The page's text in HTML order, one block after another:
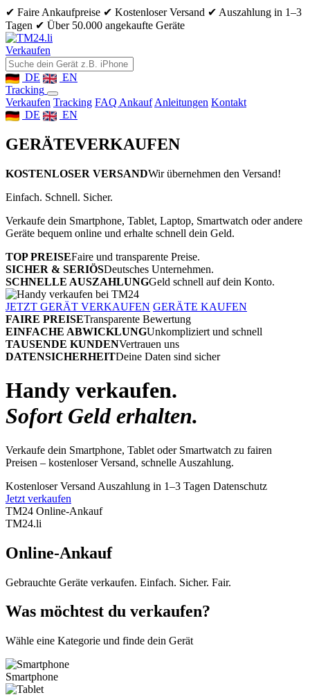
✔ Faire Ankaufpreise ✔ Kostenloser Versand ✔ Auszahlung in 1–3
Tagen ✔ Über 50.000 angekaufte Geräte
Verkaufen
DE
EN
Tracking
Verkaufen Tracking FAQ Ankauf Anleitungen Kontakt
DE
EN
GERÄTEVERKAUFEN
KOSTENLOSER VERSANDWir übernehmen den Versand!
Einfach. Schnell. Sicher.
Verkaufe dein Smartphone, Tablet, Laptop, Smartwatch oder andere
Geräte bequem online und erhalte schnell dein Geld.
TOP PREISEFaire und transparente Preise.
SICHER & SERIÖSDeutsches Unternehmen.
SCHNELLE AUSZAHLUNGGeld schnell auf dein Konto.
JETZT GERÄT VERKAUFEN GERÄTE KAUFEN
FAIRE PREISETransparente Bewertung
EINFACHE ABWICKLUNGUnkompliziert und schnell
TAUSENDE KUNDENVertrauen uns
DATENSICHERHEITDeine Daten sind sicher
Handy verkaufen.
Sofort Geld erhalten.
Verkaufe dein Smartphone, Tablet oder Smartwatch zu fairen
Preisen – kostenloser Versand, schnelle Auszahlung.
Kostenloser Versand Auszahlung in 1–3 Tagen Datenschutz
Jetzt verkaufen
TM24 Online-Ankauf
TM24.li
Online-Ankauf
Gebrauchte Geräte verkaufen. Einfach. Sicher. Fair.
Was möchtest du verkaufen?
Wähle eine Kategorie und finde dein Gerät
Smartphone